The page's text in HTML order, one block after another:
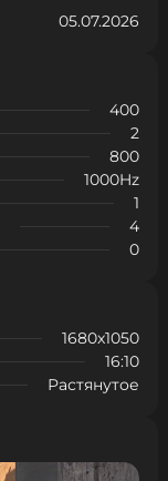
05.07.2026
400
2
800
1000Hz
1
4
0
1680x1050
16:10
Растянутое